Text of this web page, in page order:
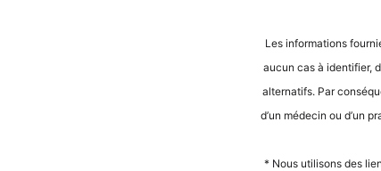
Les infor­ma­ti­ons
aucun cas à iden­ti­fier,
alter­na­tifs. Par
d’un méde­cin ou d’un
* Nous uti­li­sons des